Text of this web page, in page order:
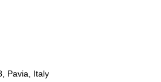
Pavia, Italy